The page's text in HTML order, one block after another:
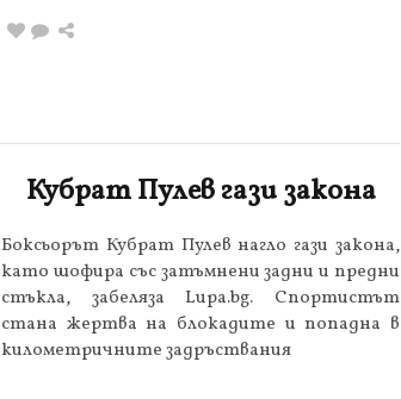
Кубрат Пулев гази закона
Боксьорът Кубрат Пулев нагло гази закона,
като шофира със затъмнени задни и предни
стъкла, забеляза Lupa.bg. Спортистът
стана жертва на блокадите и попадна в
километричните задръствания